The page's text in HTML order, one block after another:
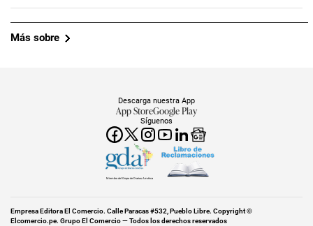
Más sobre
Síguenos
Descarga nuestra App
App StoreGoogle Play
Miembro del Grupo de Diarios América
Empresa Editora El Comercio. Calle Paracas #532, Pueblo Libre. Copyright ©
Elcomercio.pe. Grupo El Comercio — Todos los derechos reservados